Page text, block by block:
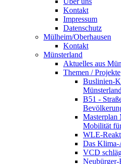
Kontakt
Impressum
Datenschutz
Mülheim/Oberhausen
Kontakt
Münsterland
Aktuelles aus
Themen / Projekte
Buslinien-
Münsterland
B51 -
Masterplan
Mobilität
WLE-
Das Klima-
VCD
Neubürger-